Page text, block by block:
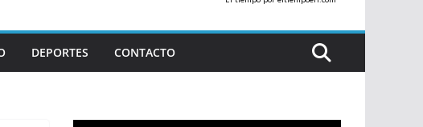
DEPORTES CONTACTO